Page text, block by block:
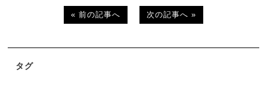
« 前の記事へ 次の記事へ »
タグ